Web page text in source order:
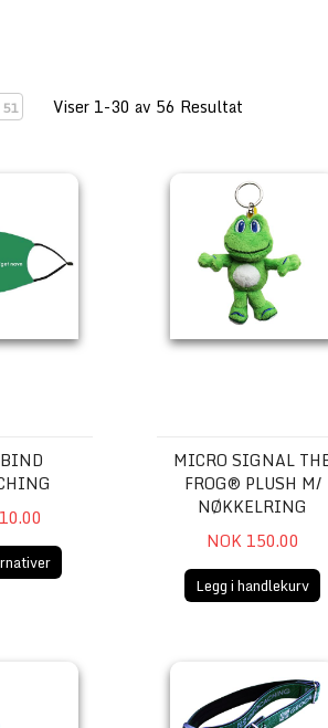
51 Viser 1-30 av 56 Resultat
MICRO SIGNAL
FROG® PLUSH M/
NØKKELRING
NOK 150.00
Legg i handlekurv